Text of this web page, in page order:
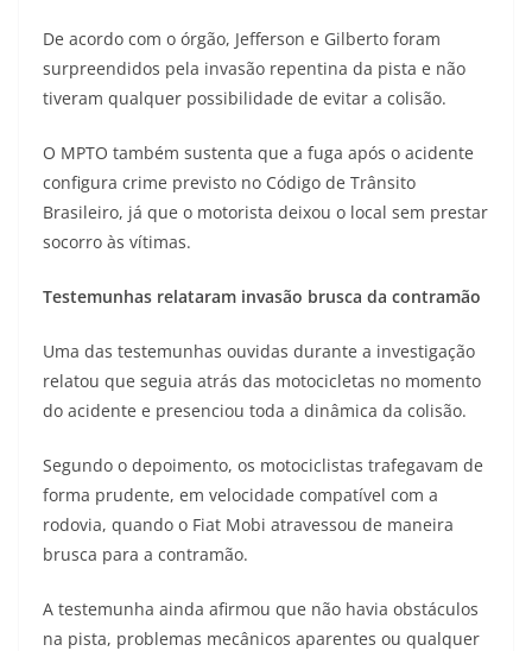
De acordo com o órgão, Jefferson e Gilberto foram
surpreendidos pela invasão repentina da pista e não
tiveram qualquer possibilidade de evitar a colisão.
O MPTO também sustenta que a fuga após o acidente
configura crime previsto no Código de Trânsito
Brasileiro, já que o motorista deixou o local sem prestar
socorro às vítimas.
Testemunhas relataram invasão brusca da contramão
Uma das testemunhas ouvidas durante a investigação
relatou que seguia atrás das motocicletas no momento
do acidente e presenciou toda a dinâmica da colisão.
Segundo o depoimento, os motociclistas trafegavam de
forma prudente, em velocidade compatível com a
rodovia, quando o Fiat Mobi atravessou de maneira
brusca para a contramão.
A testemunha ainda afirmou que não havia obstáculos
na pista, problemas mecânicos aparentes ou qualquer